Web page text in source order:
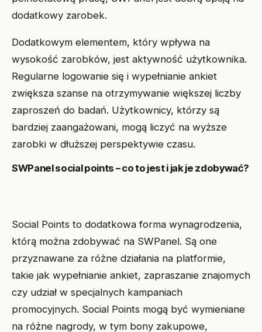
dodatkowy zarobek.
Dodatkowym elementem, który wpływa na
wysokość zarobków, jest aktywność użytkownika.
Regularne logowanie się i wypełnianie ankiet
zwiększa szanse na otrzymywanie większej liczby
zaproszeń do badań. Użytkownicy, którzy są
bardziej zaangażowani, mogą liczyć na wyższe
zarobki w dłuższej perspektywie czasu.
SWPanel social points – co to jest i jak je zdobywać?
Social Points to dodatkowa forma wynagrodzenia,
którą można zdobywać na SWPanel. Są one
przyznawane za różne działania na platformie,
takie jak wypełnianie ankiet, zapraszanie znajomych
czy udział w specjalnych kampaniach
promocyjnych. Social Points mogą być wymieniane
na różne nagrody, w tym bony zakupowe,